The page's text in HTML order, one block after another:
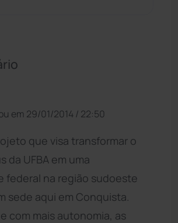
em 29/01/2014 / 22:50
que visa transformar o
da UFBA em uma
federal na região sudoeste
sede aqui em Conquista.
com mais autonomia, as